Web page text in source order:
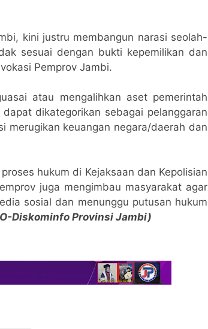
kini justru membangun narasi seolah-
sesuai dengan bukti kepemilikan dan
Pemprov Jambi.
atau mengalihkan aset pemerintah
dikategorikan sebagai pelanggaran
merugikan keuangan negara/daerah dan
hukum di Kejaksaan dan Kepolisian
juga mengimbau masyarakat agar
sosial dan menunggu putusan hukum
Diskominfo Provinsi Jambi)